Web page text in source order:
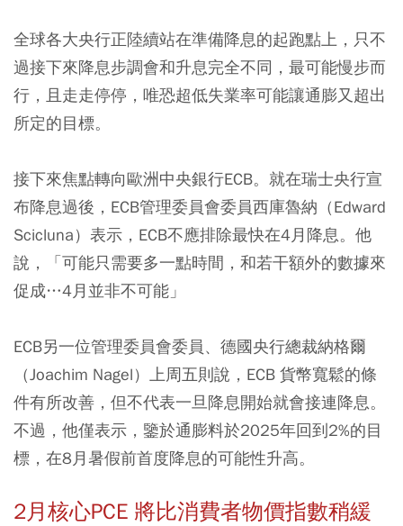
全球各大央行正陸續站在準備降息的起跑點上，只不
過接下來降息步調會和升息完全不同，最可能慢步而
行，且走走停停，唯恐超低失業率可能讓通膨又超出
所定的目標。
接下來焦點轉向歐洲中央銀行ECB。就在瑞士央行宣
布降息過後，ECB管理委員會委員西庫魯納（Edward
Scicluna）表示，ECB不應排除最快在4月降息。他
說，「可能只需要多一點時間，和若干額外的數據來
促成…4月並非不可能」
ECB另一位管理委員會委員、德國央行總裁納格爾
（Joachim Nagel）上周五則說，ECB 貨幣寬鬆的條
件有所改善，但不代表一旦降息開始就會接連降息。
不過，他僅表示，鑒於通膨料於2025年回到2%的目
標，在8月暑假前首度降息的可能性升高。
2月核心PCE 將比消費者物價指數稍緩